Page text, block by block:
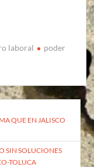
laboral
poder
QUE EN JALISCO
SIN SOLUCIONES
TOLUCA